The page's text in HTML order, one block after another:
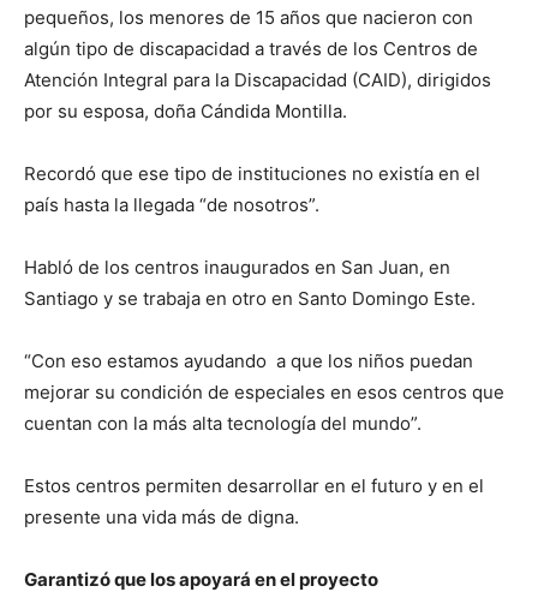
pequeños, los menores de 15 años que nacieron con
algún tipo de discapacidad a través de los Centros de
Atención Integral para la Discapacidad (CAID), dirigidos
por su esposa, doña Cándida Montilla.
Recordó que ese tipo de instituciones no existía en el
país hasta la llegada “de nosotros”.
Habló de los centros inaugurados en San Juan, en
Santiago y se trabaja en otro en Santo Domingo Este.
“Con eso estamos ayudando a que los niños puedan
mejorar su condición de especiales en esos centros que
cuentan con la más alta tecnología del mundo”.
Estos centros permiten desarrollar en el futuro y en el
presente una vida más de digna.
Garantizó que los apoyará en el proyecto